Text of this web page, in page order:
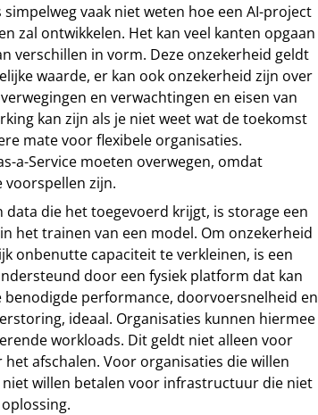
vaak niet weten hoe een AI-project
zal ontwikkelen. Het kan veel kanten opgaan
verschillen in vorm. Deze onzekerheid geldt
waarde, er kan ook onzekerheid zijn over
en verwachtingen en eisen van
kan zijn als je niet weet wat de toekomst
mate voor flexibele organisaties.
a-Service moeten overwegen, omdat
voorspellen zijn.
data die het toegevoerd krijgt, is storage een
het trainen van een model. Om onzekerheid
onbenutte capaciteit te verkleinen, is een
door een fysiek platform dat kan
benodigde performance, doorvoersnelheid en
ideaal. Organisaties kunnen hiermee
workloads. Dit geldt niet alleen voor
afschalen. Voor organisaties die willen
willen betalen voor infrastructuur die niet